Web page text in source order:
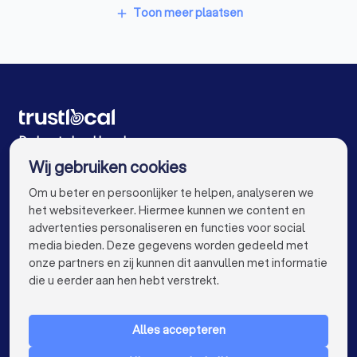
Boekhouders in Zonhoven
Boekhouders in Beringen Paal
Boekhouders in Opglabbeek
Boekhouders in Antwerpen
Boekhouders in Brugge
Boekhouders in Leuven
Boekhouders in Aalst
Boekhouders in Mechelen
Boekhouders in Kortrijk
Boekhouders in Roeselare
Boekhouders in Beveren
add Toon meer plaatsen
De beste boekhouders voor u
VOOR PARTICULIEREN keyboard_arrow_down
Wij gebruiken cookies
Om u beter en persoonlijker te helpen, analyseren we
het websiteverkeer. Hiermee kunnen we content en
advertenties personaliseren en functies voor social
media bieden. Deze gegevens worden gedeeld met
onze partners en zij kunnen dit aanvullen met informatie
die u eerder aan hen hebt verstrekt.
Alles accepteren